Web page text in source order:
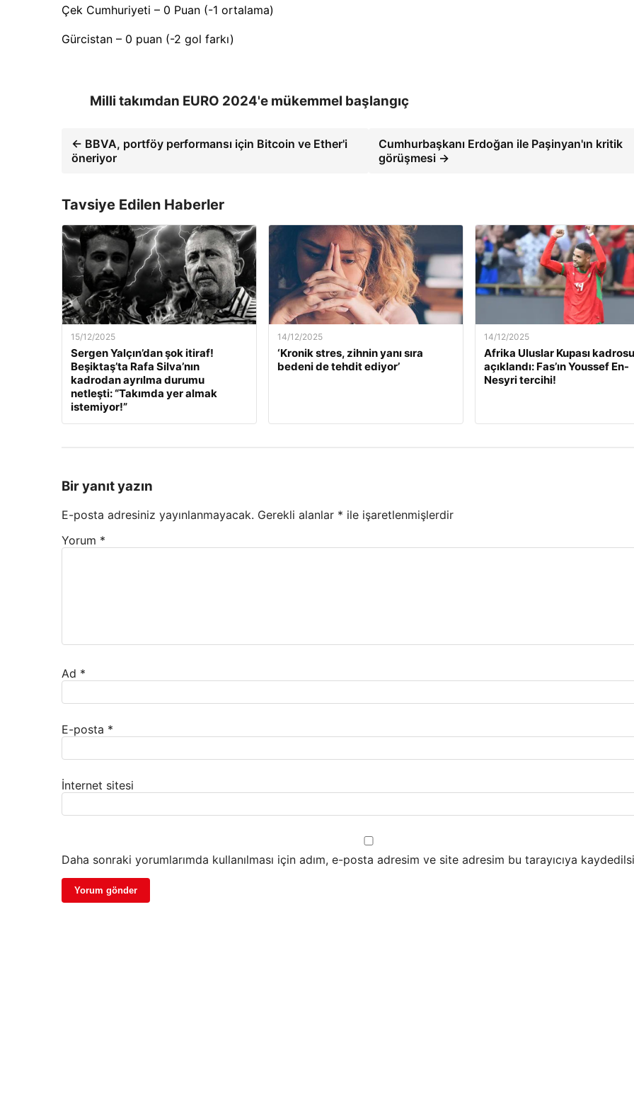
Çek Cumhuriyeti – 0 Puan (-1 ortalama)
Gürcistan – 0 puan (-2 gol farkı)
Milli takımdan EURO 2024'e mükemmel başlangıç
← BBVA, portföy performansı için Bitcoin ve Ether'i
öneriyor
Cumhurbaşkanı Erdoğan ile Paşinyan'ın kritik
görüşmesi →
Tavsiye Edilen Haberler
15/12/2025
Sergen Yalçın’dan şok itiraf!
Beşiktaş’ta Rafa Silva’nın
kadrodan ayrılma durumu
netleşti: “Takımda yer almak
istemiyor!”
14/12/2025
‘Kronik stres, zihnin yanı sıra
bedeni de tehdit ediyor’
14/12/2025
Afrika Uluslar Kupası kadrosu
açıklandı: Fas’ın Youssef En-
Nesyri tercihi!
Bir yanıt yazın
E-posta adresiniz yayınlanmayacak. Gerekli alanlar * ile işaretlenmişlerdir
Yorum *
Ad *
E-posta *
İnternet sitesi
Daha sonraki yorumlarımda kullanılması için adım, e-posta adresim ve site adresim bu tarayıcıya